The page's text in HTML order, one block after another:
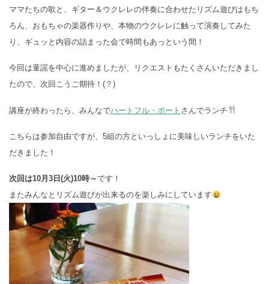
ママたちの歌と、ギター＆ウクレレの伴奏に合わせたリズム遊びはもち
ろん、おもちゃの楽器作りや、本物のウクレレに触って演奏してみた
り、ギュッと内容の詰まった会で時間もあっという間！
今回は童謡を中心に進めましたが、
リクエストもたくさんいただきまし
たので、次回こうご期待！(？)
講座が終わったら、みんなでハートフル・ポート さんでランチ
こちらは参加自由ですが、 5組の方といっしょに美味しいランチをいた
だきました！
次回は10月3日(火)10時～です！
またみんなとリズム遊びが出来るのを楽しみにしています